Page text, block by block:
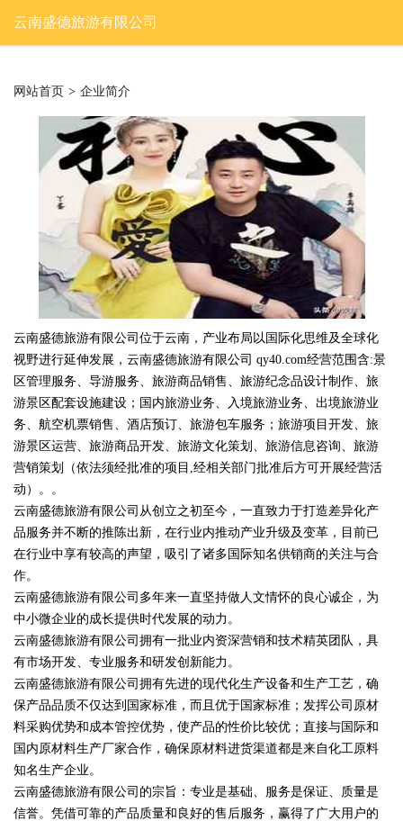
云南盛德旅游有限公司
网站首页 > 企业简介
云南盛德旅游有限公司位于云南，产业布局以国际化思维及全球化
视野进行延伸发展，云南盛德旅游有限公司 qy40.com经营范围含:景
区管理服务、导游服务、旅游商品销售、旅游纪念品设计制作、旅
游景区配套设施建设；国内旅游业务、入境旅游业务、出境旅游业
务、航空机票销售、酒店预订、旅游包车服务；旅游项目开发、旅
游景区运营、旅游商品开发、旅游文化策划、旅游信息咨询、旅游
营销策划（依法须经批准的项目,经相关部门批准后方可开展经营活
动）。。
云南盛德旅游有限公司从创立之初至今，一直致力于打造差异化产
品服务并不断的推陈出新，在行业内推动产业升级及变革，目前已
在行业中享有较高的声望，吸引了诸多国际知名供销商的关注与合
作。
云南盛德旅游有限公司多年来一直坚持做人文情怀的良心诚企，为
中小微企业的成长提供时代发展的动力。
云南盛德旅游有限公司拥有一批业内资深营销和技术精英团队，具
有市场开发、专业服务和研发创新能力。
云南盛德旅游有限公司拥有先进的现代化生产设备和生产工艺，确
保产品品质不仅达到国家标准，而且优于国家标准；发挥公司原材
料采购优势和成本管控优势，使产品的性价比较优；直接与国际和
国内原材料生产厂家合作，确保原材料进货渠道都是来自化工原料
知名生产企业。
云南盛德旅游有限公司的宗旨：专业是基础、服务是保证、质量是
信誉。凭借可靠的产品质量和良好的售后服务，赢得了广大用户的